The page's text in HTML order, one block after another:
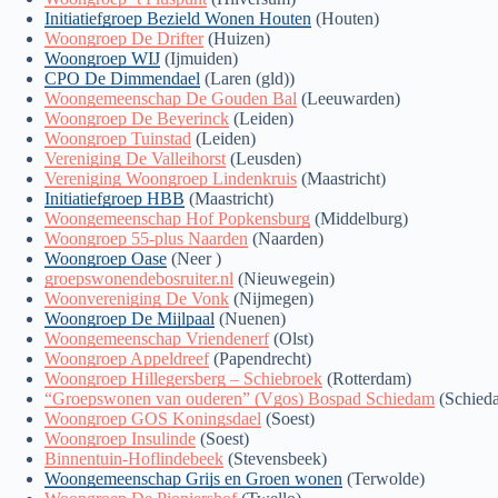
Initiatiefgroep Bezield Wonen Houten (Houten)
Woongroep De Drifter(Huizen)
Woongroep WIJ (Ijmuiden)
CPO De Dimmendael (Laren (gld))
Woongemeenschap De Gouden Bal (Leeuwarden)
Woongroep De Beyerinck (Leiden)
Woongroep Tuinstad (Leiden)
Vereniging De Valleihorst (Leusden)
Vereniging Woongroep Lindenkruis (Maastricht)
Initiatiefgroep HBB (Maastricht)
Woongemeenschap Hof Popkensburg (Middelburg)
Woongroep 55-plus Naarden (Naarden)
Woongroep Oase (Neer )
groepswonendebosruiter.nl (Nieuwegein)
Woonvereniging De Vonk (Nijmegen)
Woongroep De Mijlpaal (Nuenen)
Woongemeenschap Vriendenerf(Olst)
Woongroep Appeldreef(Papendrecht)
Woongroep Hillegersberg – Schiebroek (Rotterdam)
“Groepswonen van ouderen” (Vgos) Bospad Schiedam
Woongroep GOS Koningsdael (Soest)
Woongroep Insulinde (Soest)
Binnentuin-Hoflindebeek (Stevensbeek)
Woongemeenschap Grijs en Groen wonen (Terwolde)